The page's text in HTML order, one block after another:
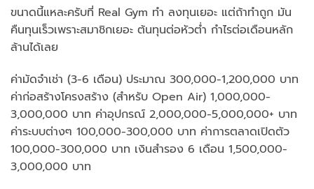
ขนาดนี้แหละครับที่ Real Gym ทำ ลงทุนเยอะ แต่ถ้าทำถูก มัน
คืนทุนเร็วเพราะสมาชิกเยอะ ต้นทุนต่อหัวต่ำ กำไรต่อเดือนหลัก
ล้านได้เลย
ค่ามัดจำเช่า (3-6 เดือน) ประมาณ 300,000-1,200,000 บาท
ค่าก่อสร้างโครงสร้าง (สำหรับ Open Air) 1,000,000-
3,000,000 บาท ค่าอุปกรณ์ 2,000,000-5,000,000+ บาท
ค่าระบบต่างๆ 100,000-300,000 บาท ค่าการตลาดเปิดตัว
100,000-300,000 บาท เงินสำรอง 6 เดือน 1,500,000-
3,000,000 บาท